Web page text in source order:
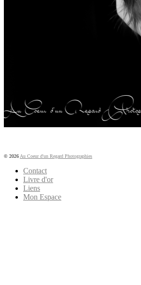
© 2026 Au Coeur d'un Regard Photographies
Contact
Livre d'or
Liens
Mon Espace